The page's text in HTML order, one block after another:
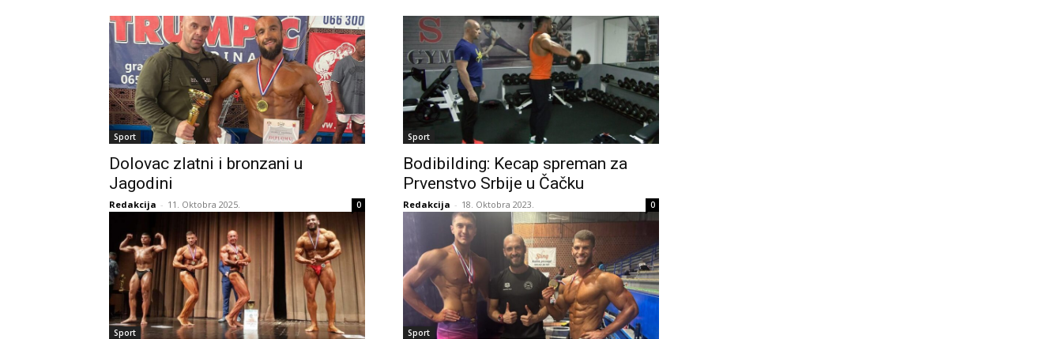
Sport
Dolovac zlatni i bronzani u
Jagodini
Redakcija - 11. Oktobra 2025. 0
Sport
Bodibilding: Kecap spreman za
Prvenstvo Srbije u Čačku
Redakcija - 18. Oktobra 2023. 0
Sport Sport